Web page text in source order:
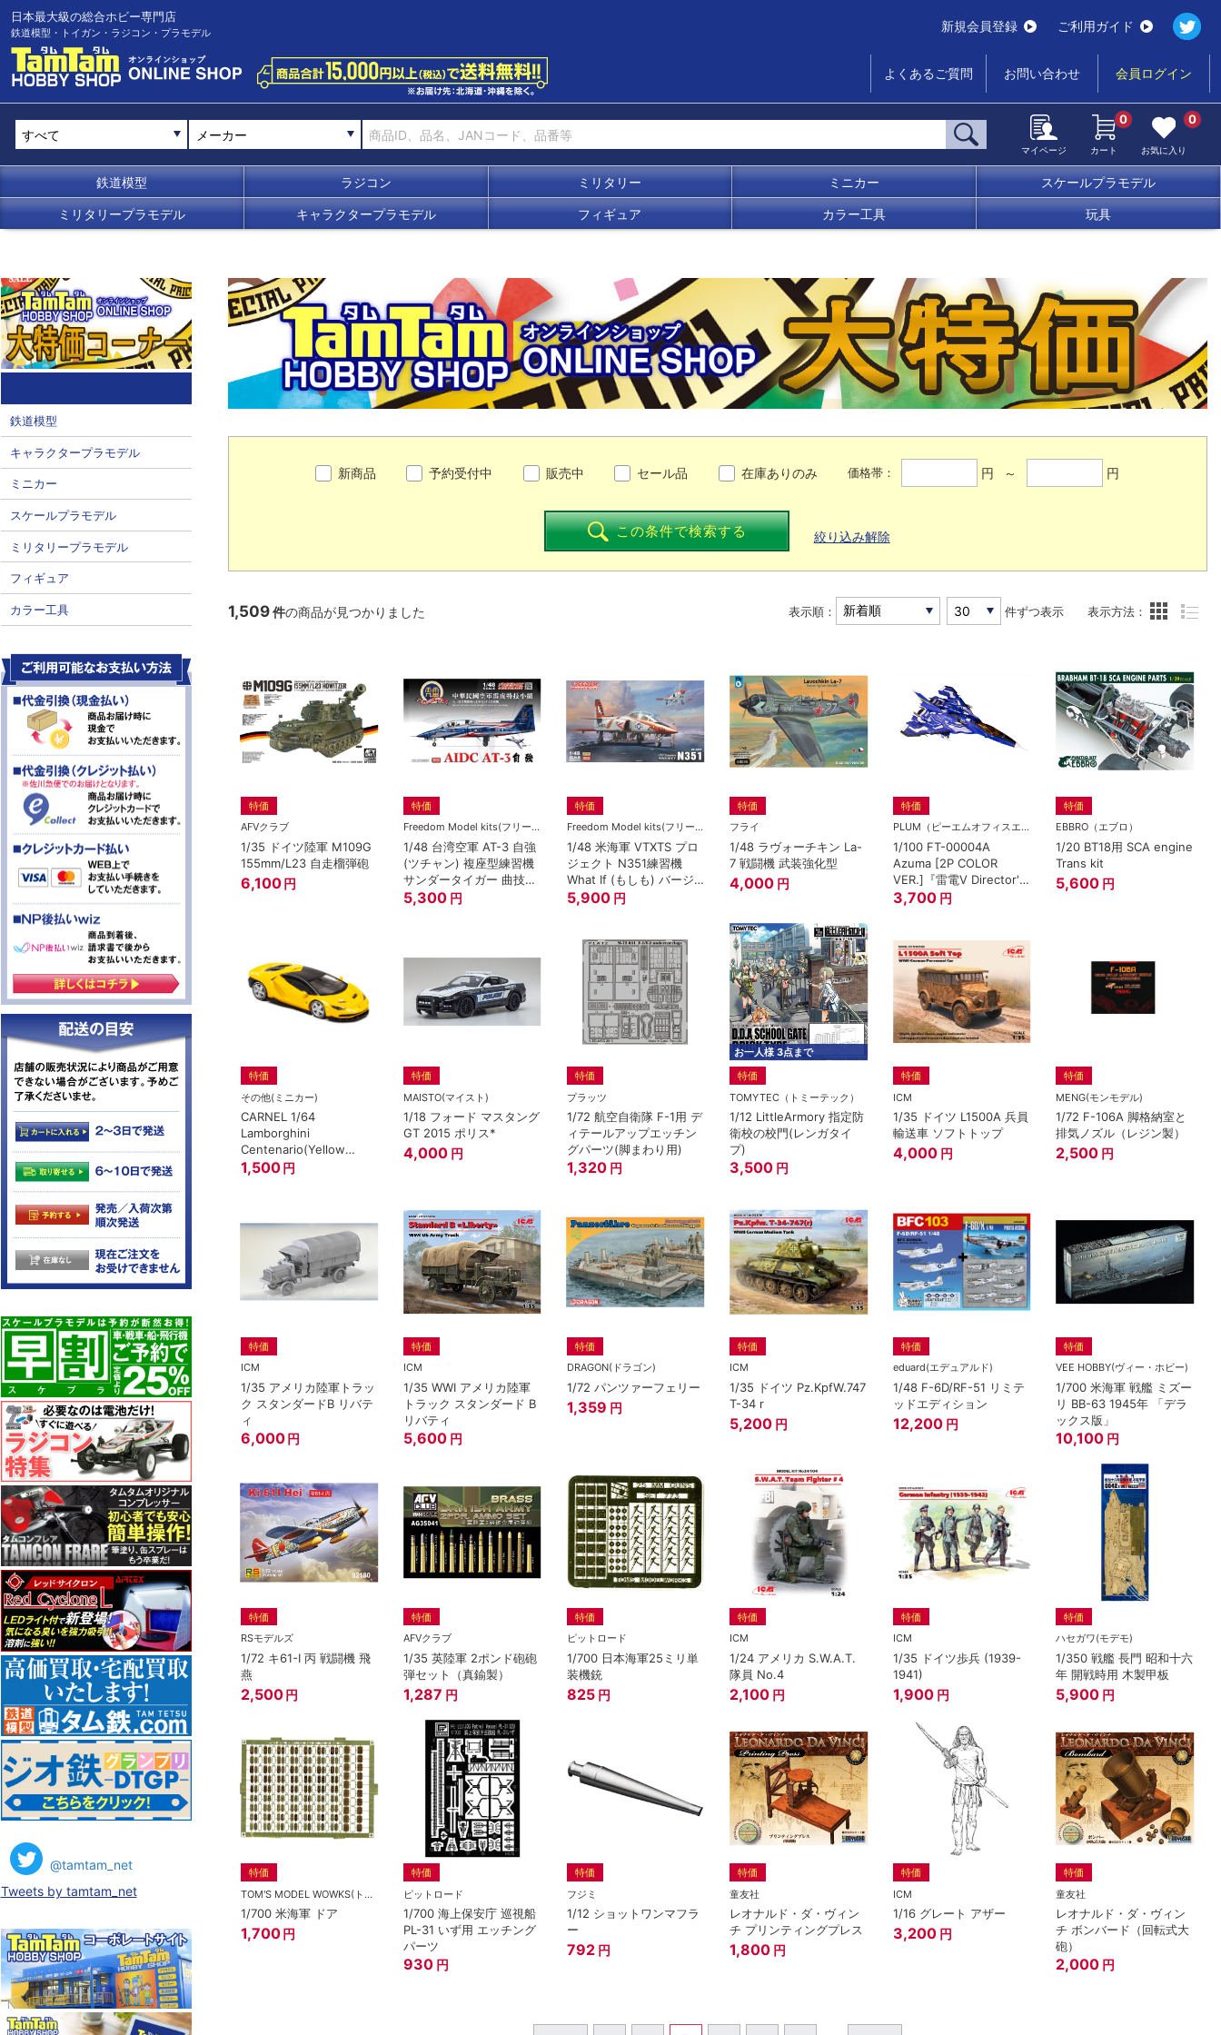
日本最大級の総合ホビー専門店
鉄道模型・トイガン・ラジコン・プラモデル 新規会員登録 ご利用ガイド
よくあるご質問 お問い合わせ 会員ログイン
メーカー
マイページ カート
0
お気に入り
0
鉄道模型 ラジコン ミリタリー ミニカー スケールプラモデル
ミリタリープラモデル キャラクタープラモデル フィギュア カラー工具 玩具
新商品 予約受付中 販売中 セール品 在庫ありのみ 価格帯： 円 ～ 円
この条件で検索する 絞り込み解除
1,509件の商品が見つかりました 表示順： 件ずつ表示 表示方法：
特価
AFVクラブ
1/35 ドイツ陸軍 M109G
155mm/L23 自走榴弾砲
6,100 円
特価
Freedom Model kits(フリーダムモデル)
1/48 台湾空軍 AT-3 自強
(ツチャン) 複座型練習機
サンダータイガー 曲技飛
行隊 814戦闘飛行隊80周
5,300 円
特価
Freedom Model kits(フリーダムモデル)
1/48 米海軍 VTXTS プロ
ジェクト N351練習機
What If (もしも) バージ
ョン
5,900 円
特価
フライ
1/48 ラヴォーチキン La-
7 戦闘機 武装強化型
4,000 円
特価
PLUM（ピーエムオフィスエー)
1/100 FT-00004A
Azuma [2P COLOR
VER.]『雷電Ⅴ Director's
Cut』
3,700 円
特価
EBBRO（エブロ）
1/20 BT18用 SCA engine
Trans kit
5,600 円
特価
その他(ミニカー)
CARNEL 1/64
Lamborghini
Centenario(Yellow
Pearl) *999pcs
1,500 円
特価
MAISTO(マイスト)
1/18 フォード マスタング
GT 2015 ポリス*
4,000 円
特価
プラッツ
1/72 航空自衛隊 F-1用 デ
ィテールアップエッチン
グパーツ(脚まわり用)
1,320 円
お一人様 3点まで
特価
TOMYTEC（トミーテック）
1/12 LittleArmory 指定防
衛校の校門(レンガタイ
プ)
3,500 円
特価
ICM
1/35 ドイツ L1500A 兵員
輸送車 ソフトトップ
4,000 円
特価
MENG(モンモデル)
1/72 F-106A 脚格納室と
排気ノズル（レジン製）
2,500 円
特価
ICM
1/35 アメリカ陸軍トラッ
ク スタンダードB リバテ
ィ
6,000 円
特価
ICM
1/35 WWI アメリカ陸軍
トラック スタンダード B
リバティ
5,600 円
特価
DRAGON(ドラゴン)
1/72 パンツァーフェリー
1,359 円
特価
ICM
1/35 ドイツ Pz.KpfW.747
T-34 r
5,200 円
特価
eduard(エデュアルド)
1/48 F-6D/RF-51 リミテ
ッドエディション
12,200 円
特価
VEE HOBBY(ヴィー・ホビー)
1/700 米海軍 戦艦 ミズー
リ BB-63 1945年 「デラ
ックス版」
10,100 円
特価
RSモデルズ
1/72 キ61-I 丙 戦闘機 飛
燕
2,500 円
特価
AFVクラブ
1/35 英陸軍 2ポンド砲砲
弾セット（真鍮製）
1,287 円
特価
ピットロード
1/700 日本海軍25ミリ単
装機銃
825 円
特価
ICM
1/24 アメリカ S.W.A.T.
隊員 No.4
2,100 円
特価
ICM
1/35 ドイツ歩兵 (1939-
1941)
1,900 円
特価
ハセガワ(モデモ)
1/350 戦艦 長門 昭和十六
年 開戦時用 木製甲板
5,900 円
特価
TOM'S MODEL WOWKS(トムスモデル)
1/700 米海軍 ドア
1,700 円
特価
ピットロード
1/700 海上保安庁 巡視船
PL-31 いず用 エッチング
パーツ
930 円
特価
フジミ
1/12 ショットワンマフラ
ー
792 円
特価
童友社
レオナルド・ダ・ヴィン
チ プリンティングプレス
1,800 円
特価
ICM
1/16 グレート アザー
3,200 円
特価
童友社
レオナルド・ダ・ヴィン
チ ボンバード（回転式大
砲）
2,000 円
鉄道模型
キャラクタープラモデル
ミニカー
スケールプラモデル
ミリタリープラモデル
フィギュア
カラー工具
@tamtam_net
Tweets by tamtam_net